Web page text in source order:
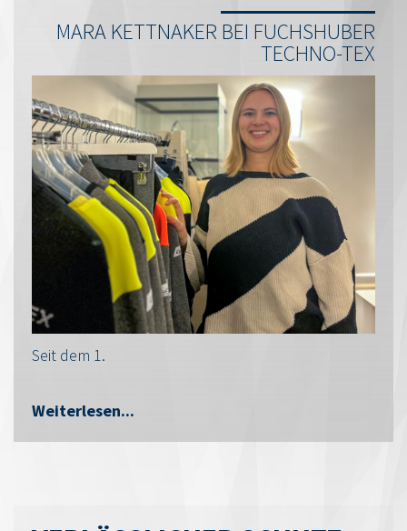
MARA KETTNAKER BEI FUCHSHUBER
TECHNO-TEX
Seit dem 1.
Weiterlesen...